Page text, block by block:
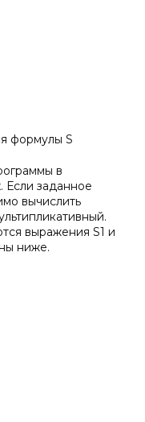
формулы S
в
Если заданное
вычислить
выражения S1 и
ниже.